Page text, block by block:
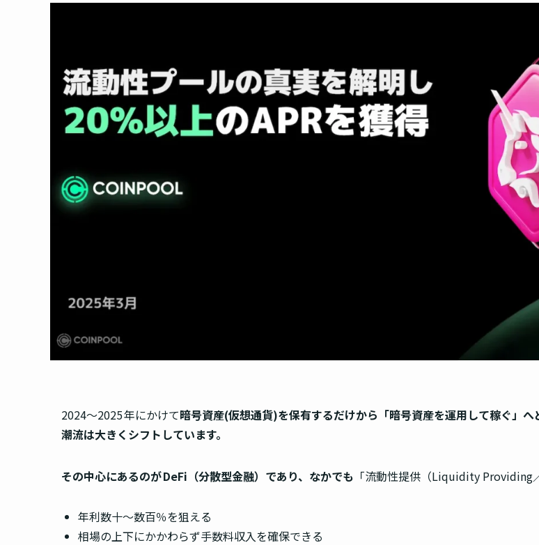
2024〜2025 年にかけて暗号資産(仮想通貨)を保有するだけから「暗号資産を運用して稼ぐ」へ
潮流は大きくシフトしています。
その中心にあるのが DeFi（分散型金融）であり、なかでも 「流動性提供（Liquidity Providing
年利数十〜数百％を狙える
相場の上下にかかわらず手数料収入を確保できる